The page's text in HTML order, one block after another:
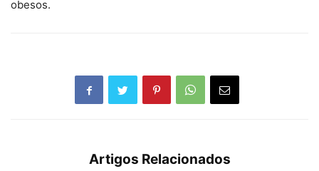
obesos.
Artigos Relacionados